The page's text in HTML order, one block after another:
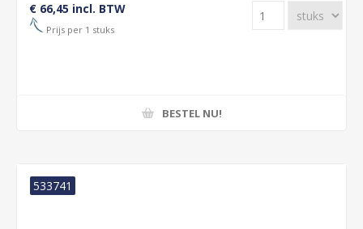
€ 66,45 incl. BTW
Prijs per 1 stuks
BESTEL NU!
533741